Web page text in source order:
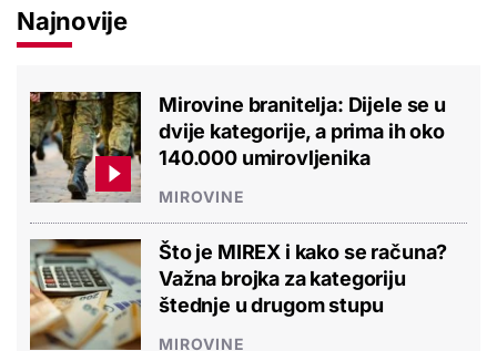
Najnovije
Mirovine branitelja: Dijele se u
dvije kategorije, a prima ih oko
140.000 umirovljenika
MIROVINE
Što je MIREX i kako se računa?
Važna brojka za kategoriju
štednje u drugom stupu
MIROVINE